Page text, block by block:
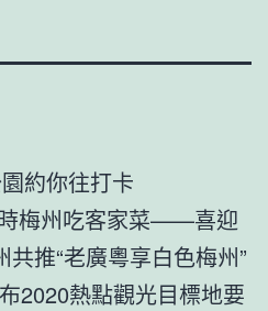
約你往打卡
梅州吃客家菜——喜迎
共推“老廣粵享白色梅州”
2020熱點觀光目標地要